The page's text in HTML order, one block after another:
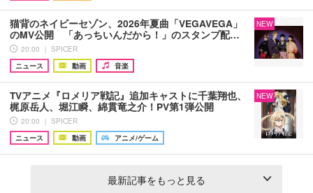
猫背のネイビーセゾン、2026年夏曲「VEGAVEGA」
のMV公開 「あっちいんだから！」のスタンプ配…
20:00 ｜ SPICER
ニュース
動画 音楽
NEW
TVアニメ『ロメリア戦記』追加キャストに千葉翔也、
梶原岳人、堀江瞬、綿貫竜之介！PV第1弾公開
20:00 ｜ SPICER
ニュース
動画 アニメ/ゲーム
NEW
最新記事をもっと見る